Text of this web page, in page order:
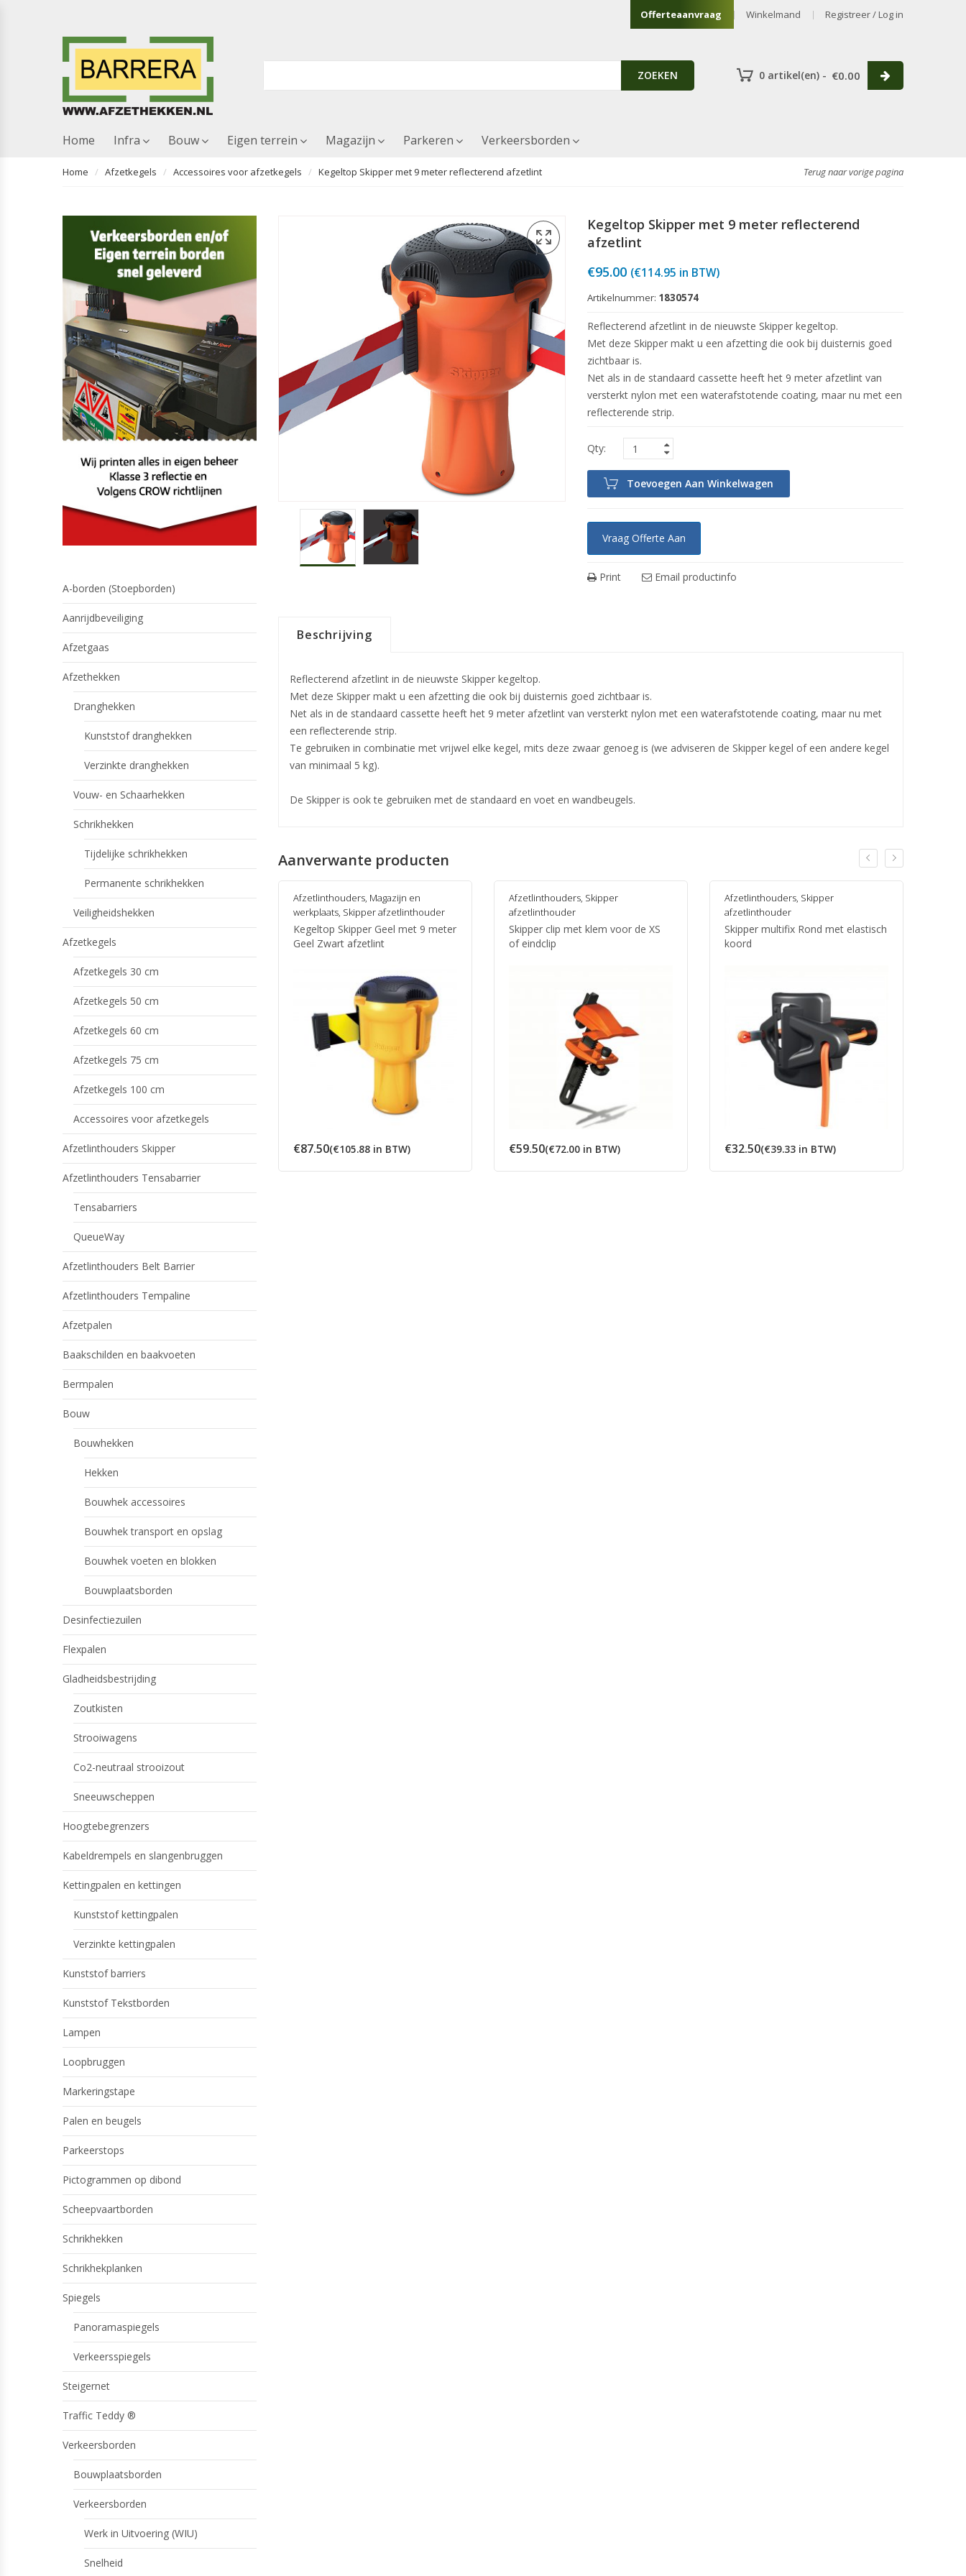
Offerteaanvraag Winkelmand Registreer / Log in
ZOEKEN 0 artikel(en) - €0.00
Home Infra Bouw Eigen terrein Magazijn Parkeren Verkeersborden
Home Afzetkegels Accessoires voor afzetkegels Kegeltop Skipper met 9 meter reflecterend afzetlint Terug naar vorige pagina
Kegeltop Skipper met 9 meter reflecterend
afzetlint
€95.00 (€114.95 in BTW)
Artikelnummer: 1830574
Reflecterend afzetlint in de nieuwste Skipper kegeltop.
Met deze Skipper makt u een afzetting die ook bij duisternis goed
zichtbaar is.
Net als in de standaard cassette heeft het 9 meter afzetlint van
versterkt nylon met een waterafstotende coating, maar nu met een
reflecterende strip.
Toevoegen Aan Winkelwagen
Vraag Offerte Aan
Print Email productinfo
Beschrijving
Reflecterend afzetlint in de nieuwste Skipper kegeltop.
Met deze Skipper makt u een afzetting die ook bij duisternis goed zichtbaar is.
Net als in de standaard cassette heeft het 9 meter afzetlint van versterkt nylon met een waterafstotende coating, maar nu met
een reflecterende strip.
Te gebruiken in combinatie met vrijwel elke kegel, mits deze zwaar genoeg is (we adviseren de Skipper kegel of een andere kegel
van minimaal 5 kg).
De Skipper is ook te gebruiken met de standaard en voet en wandbeugels.
Aanverwante producten
Afzetlinthouders, Magazijn en
werkplaats, Skipper afzetlinthouder
Kegeltop Skipper Geel met 9 meter
Geel Zwart afzetlint
€87.50(€105.88 in BTW)
Afzetlinthouders, Skipper
afzetlinthouder
Skipper clip met klem voor de XS
of eindclip
€59.50(€72.00 in BTW)
Afzetlinthouders, Skipper
afzetlinthouder
Skipper multifix Rond met elastisch
koord
€32.50(€39.33 in BTW)
A-borden (Stoepborden)
Aanrijdbeveiliging
Afzetgaas
Afzethekken
Dranghekken
Kunststof dranghekken
Verzinkte dranghekken
Vouw- en Schaarhekken
Schrikhekken
Tijdelijke schrikhekken
Permanente schrikhekken
Veiligheidshekken
Afzetkegels
Afzetkegels 30 cm
Afzetkegels 50 cm
Afzetkegels 60 cm
Afzetkegels 75 cm
Afzetkegels 100 cm
Accessoires voor afzetkegels
Afzetlinthouders Skipper
Afzetlinthouders Tensabarrier
Tensabarriers
QueueWay
Afzetlinthouders Belt Barrier
Afzetlinthouders Tempaline
Afzetpalen
Baakschilden en baakvoeten
Bermpalen
Bouw
Bouwhekken
Hekken
Bouwhek accessoires
Bouwhek transport en opslag
Bouwhek voeten en blokken
Bouwplaatsborden
Desinfectiezuilen
Flexpalen
Gladheidsbestrijding
Zoutkisten
Strooiwagens
Co2-neutraal strooizout
Sneeuwscheppen
Hoogtebegrenzers
Kabeldrempels en slangenbruggen
Kettingpalen en kettingen
Kunststof kettingpalen
Verzinkte kettingpalen
Kunststof barriers
Kunststof Tekstborden
Lampen
Loopbruggen
Markeringstape
Palen en beugels
Parkeerstops
Pictogrammen op dibond
Scheepvaartborden
Schrikhekken
Schrikhekplanken
Spiegels
Panoramaspiegels
Verkeersspiegels
Steigernet
Traffic Teddy ®
Verkeersborden
Bouwplaatsborden
Verkeersborden
Werk in Uitvoering (WIU)
Snelheid